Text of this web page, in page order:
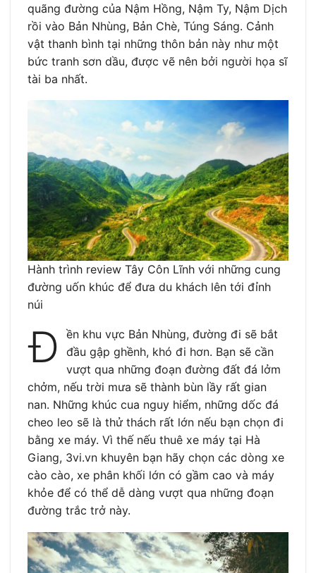
quãng đường của Nậm Hồng, Nậm Ty, Nậm Dịch
rồi vào Bản Nhùng, Bản Chè, Túng Sáng. Cảnh
vật thanh bình tại những thôn bản này như một
bức tranh sơn dầu, được vẽ nên bởi người họa sĩ
tài ba nhất.
Hành trình review Tây Côn Lĩnh với những cung
đường uốn khúc để đưa du khách lên tới đỉnh
núi
Đ
ền khu vực Bản Nhùng, đường đi sẽ bắt
đầu gập ghềnh, khó đi hơn. Bạn sẽ cần
vượt qua những đoạn đường đất đá lởm
chởm, nếu trời mưa sẽ thành bùn lầy rất gian
nan. Những khúc cua nguy hiểm, những dốc đá
cheo leo sẽ là thử thách rất lớn nếu bạn chọn đi
bằng xe máy. Vì thế nếu thuê xe máy tại Hà
Giang, 3vi.vn khuyên bạn hãy chọn các dòng xe
cào cào, xe phân khối lớn có gầm cao và máy
khỏe để có thể dễ dàng vượt qua những đoạn
đường trắc trở này.